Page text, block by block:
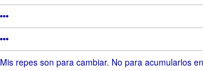
Mis repes son para cambiar. No para acumularlos